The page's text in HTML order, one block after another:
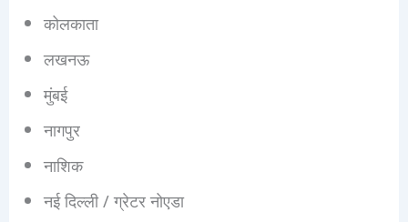
कोलकाता
लखनऊ
मुंबई
नागपुर
नाशिक
नई दिल्ली / ग्रेटर नोएडा